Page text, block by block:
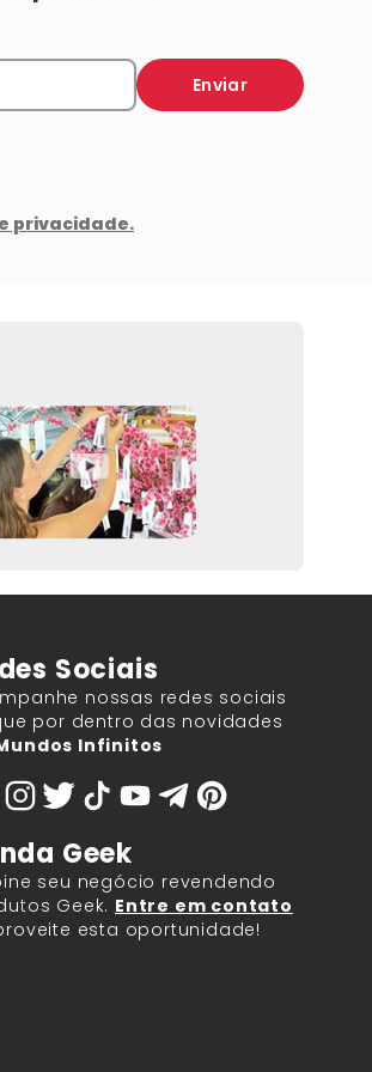
Sociais
nossas redes sociais
por dentro das novidades
Infinitos
Geek
seu negócio revendendo
Geek. Entre em contato
esta oportunidade!